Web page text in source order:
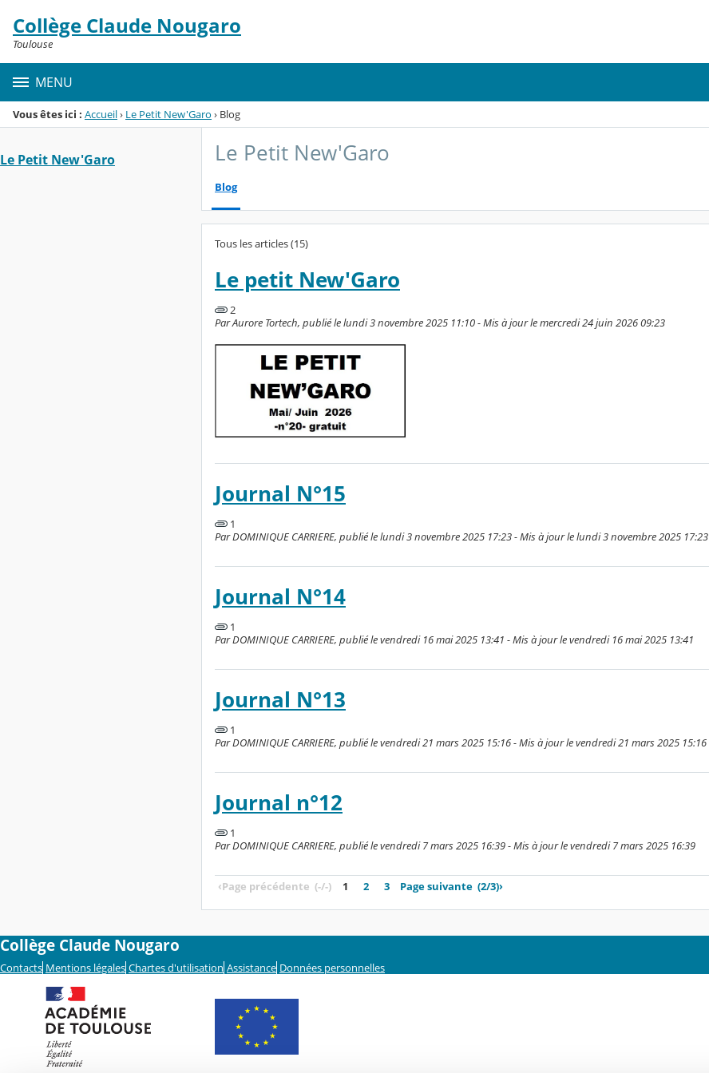
Menu de la rubrique
Contenu
Collège Claude Nougaro
Toulouse
MENU
Vous êtes ici : Accueil› Le Petit New'Garo › Blog
Le Petit New'Garo Le Petit New'Garo
Blog
Tous les articles (15)
Le petit New'Garo
2
Par Aurore Tortech, publié le lundi 3 novembre 2025 11:10 - Mis à jour le mercredi 24 juin 2026 09:23
Journal N°15
1
Par DOMINIQUE CARRIERE, publié le lundi 3 novembre 2025 17:23 - Mis à jour le lundi 3 novembre 2025 17:23
Journal N°14
1
Par DOMINIQUE CARRIERE, publié le vendredi 16 mai 2025 13:41 - Mis à jour le vendredi 16 mai 2025 13:41
Journal N°13
1
Par DOMINIQUE CARRIERE, publié le vendredi 21 mars 2025 15:16 - Mis à jour le vendredi 21 mars 2025 15:16
Journal n°12
1
Par DOMINIQUE CARRIERE, publié le vendredi 7 mars 2025 16:39 - Mis à jour le vendredi 7 mars 2025 16:39
‹Page précédente (-/-) 1 2 3 Page suivante (2/3)›
Collège Claude Nougaro
Contacts Mentions légales Chartes d'utilisation Assistance Données personnelles